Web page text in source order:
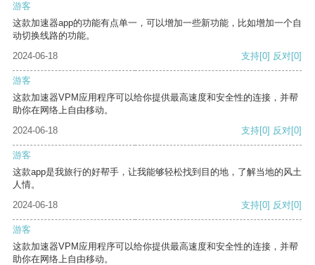
游客
这款加速器app的功能有点单一，可以增加一些新功能，比如增加一个自
动切换线路的功能。
2024-06-18
支持[0] 反对[0]
游客
这款加速器VPM应用程序可以给你提供最高速度和安全性的连接，并帮
助你在网络上自由移动。
2024-06-18
支持[0] 反对[0]
游客
这款app是我旅行的好帮手，让我能够轻松找到目的地，了解当地的风土
人情。
2024-06-18
支持[0] 反对[0]
游客
这款加速器VPM应用程序可以给你提供最高速度和安全性的连接，并帮
助你在网络上自由移动。